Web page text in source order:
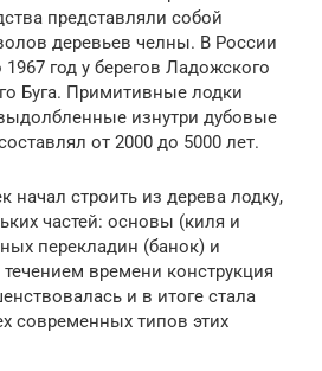
представляли собой
деревьев челны. В России
год у берегов Ладожского
Буга. Примитивные лодки
изнутри дубовые
от 2000 до 5000 лет.
начал строить из дерева лодку,
частей: основы (киля и
перекладин (банок) и
времени конструкция
и в итоге стала
современных типов этих